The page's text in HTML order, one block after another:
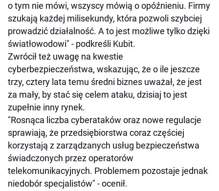
o tym nie mówi, wszyscy mówią o opóźnieniu. Firmy
szukają każdej milisekundy, która pozwoli szybciej
prowadzić działalność. A to jest możliwe tylko dzięki
światłowodowi" - podkreśli Kubit.
Zwrócił też uwagę na kwestie
cyberbezpieczeństwa, wskazując, że o ile jeszcze
trzy, cztery lata temu średni biznes uważał, że jest
za mały, by stać się celem ataku, dzisiaj to jest
zupełnie inny rynek.
"Rosnąca liczba cyberataków oraz nowe regulacje
sprawiają, że przedsiębiorstwa coraz częściej
korzystają z zarządzanych usług bezpieczeństwa
świadczonych przez operatorów
telekomunikacyjnych. Problemem pozostaje jednak
niedobór specjalistów" - ocenił.